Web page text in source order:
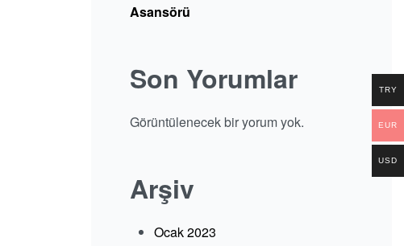
Asansörü
Son Yorumlar
Görüntülenecek bir yorum yok.
Arşiv
Ocak 2023
TRY
EUR
USD